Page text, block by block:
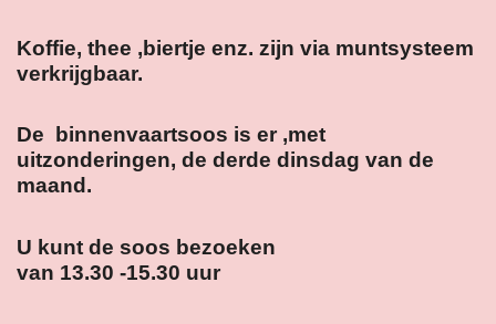
Koffie, thee ,biertje enz. zijn via muntsysteem
verkrijgbaar.
De binnenvaartsoos is er ,met
uitzonderingen, de derde dinsdag van de
maand.
U kunt de soos bezoeken
van 13.30 -15.30 uur